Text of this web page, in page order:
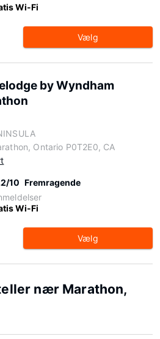
Wi-Fi
Vælg
by Wyndham
Ontario P0T2E0, CA
10 Fremragende
Wi-Fi
Vælg
nær Marathon,